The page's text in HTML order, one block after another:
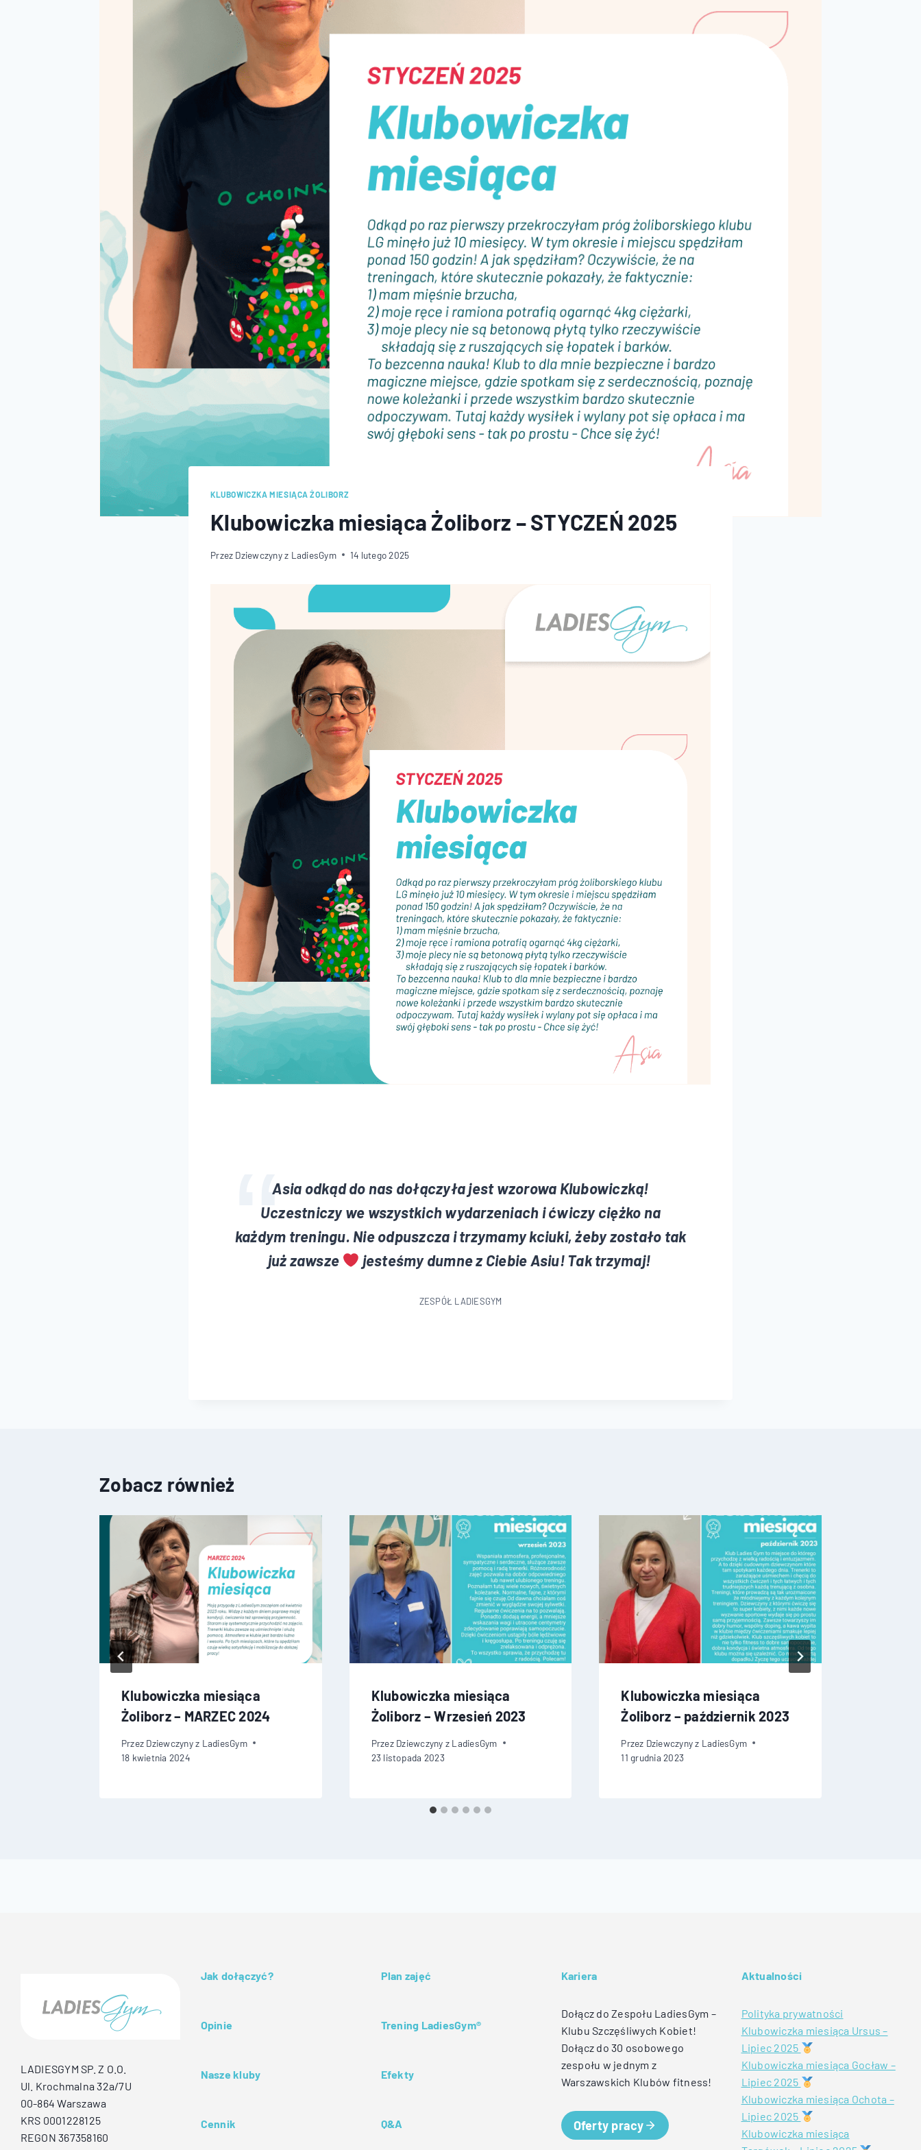
KLUBOWICZKA MIESIĄCA ŻOLIBORZ
Klubowiczka miesiąca Żoliborz – STYCZEŃ 2025
Przez Dziewczyny z LadiesGym 14 lutego 2025
Asia odkąd do nas dołączyła jest wzorowa Klubowiczką!
Uczestniczy we wszystkich wydarzeniach i ćwiczy ciężko na
każdym treningu. Nie odpuszcza i trzymamy kciuki, żeby zostało tak
już zawsze
jesteśmy dumne z Ciebie Asiu! Tak trzymaj!
ZESPÓŁ LADIESGYM
Zobacz również
Klubowiczka miesiąca
Żoliborz – MARZEC 2024
Przez Dziewczyny z LadiesGym
18 kwietnia 2024
Klubowiczka miesiąca
Żoliborz – Wrzesień 2023
Przez Dziewczyny z LadiesGym
23 listopada 2023
Klubowiczka miesiąca
Żoliborz – październik 2023
Przez Dziewczyny z LadiesGym
11 grudnia 2023
LADIESGYM SP. Z O.O.
Ul. Krochmalna 32a/7U
00-864 Warszawa
KRS 0001228125
REGON 367358160
Jak dołączyć?
Opinie
Nasze kluby
Cennik
Plan zajęć
Trening LadiesGym®
Efekty
Q&A
Kariera
Dołącz do Zespołu LadiesGym –
Klubu Szczęśliwych Kobiet!
Dołącz do 30 osobowego
zespołu w jednym z
Warszawskich Klubów fitness!
Oferty pracy
Aktualności
Polityka prywatności
Klubowiczka miesiąca Ursus –
Lipiec 2025
Klubowiczka miesiąca Gocław –
Lipiec 2025
Klubowiczka miesiąca Ochota –
Lipiec 2025
Klubowiczka miesiąca